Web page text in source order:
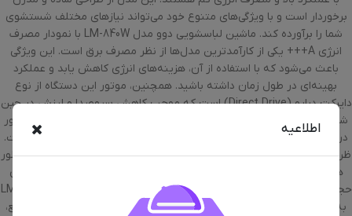
اطلاعیه
برخوردار است و با ویژگی‌های متنوع خود می‌تواند نیازهای مختلف شستشوی
شما را برآورده کند. ماشین لباسشویی دوو مدل LM-840W با نمودار مصرف
انرژی A+++ یکی از کارآمدترین مدل‌ها از نظر مصرف برق است. این ویژگی
باعث می‌شود که با استفاده از آن، هزینه‌های انرژی کاهش یابد و عملکرد
بهینه‌ای در طول زمان داشته باشید. همچنین، موتور این دستگاه از نوع
دایرکت درایو (Direct Drive) است که موجب کاهش سروصدا و لرزش در حین
شستشو می‌شود. این ماشین لباسشویی دارای سرعت چرخش موتور 1400 دور
در دقیقه است که برای شستشوی سریع و مؤثر لباس‌ها بسیار مناسب است.
ظرفیت 8 کیلوگرم دیگ دستگاه هم برای شستشوی تعداد زیادی لباس به طور
هم‌زمان مناسب و برای خانواده‌های متوسط یا افرادی که نیاز به شستشوی
حجم زیادی از لباس دارند، ایده‌آل است. ماشین لباسشویی دوو مدل LM-840W
به 15 برنامه شستشوی مختلف مجهز است که شامل حالت شستشوی سریع،